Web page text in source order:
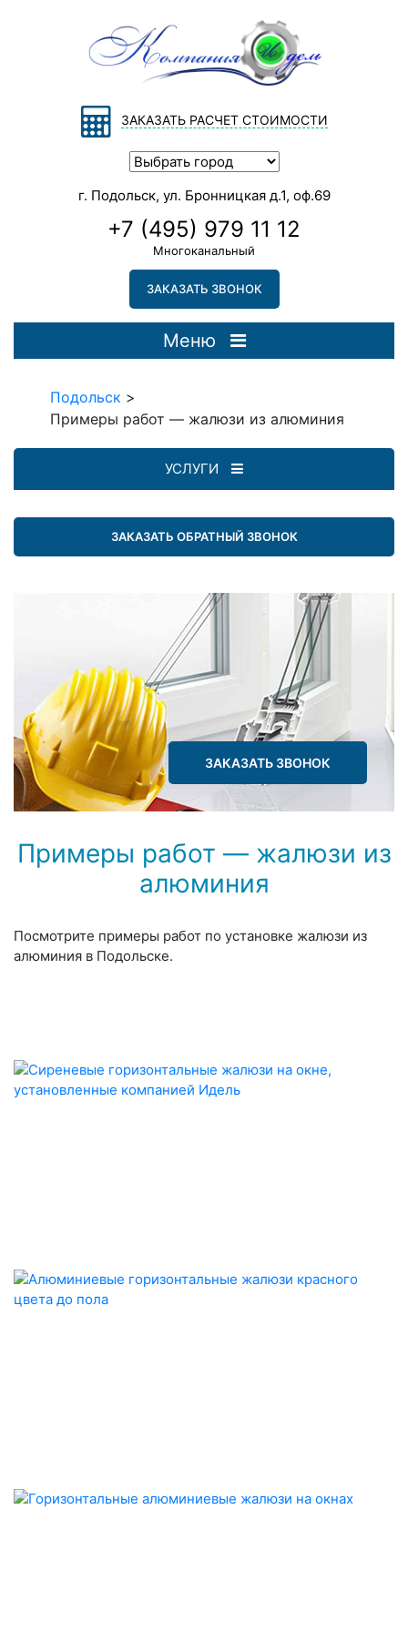
ЗАКАЗАТЬ РАСЧЕТ СТОИМОСТИ
г. Подольск, ул. Бронницкая д.1, оф.69
+7 (495) 979 11 12
Многоканальный
ЗАКАЗАТЬ ЗВОНОК
Меню
Подольск >
Примеры работ — жалюзи из алюминия
УСЛУГИ
ЗАКАЗАТЬ ОБРАТНЫЙ ЗВОНОК
ЗАКАЗАТЬ ЗВОНОК
Примеры работ — жалюзи из
алюминия
Посмотрите примеры работ по установке жалюзи из
алюминия в Подольске.